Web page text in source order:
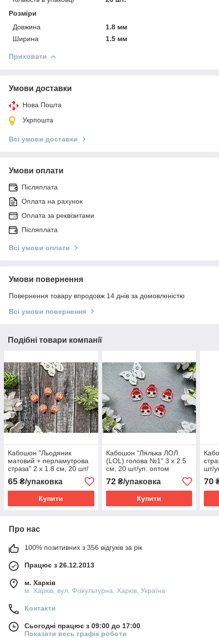
Розміри
Довжина
1.8 мм
Ширина
1.5 мм
Приховати
Умови доставки
Нова Пошта
Укрпошта
Всі умови доставки
Умови оплати
Післяплата
Оплата на рахунок
Оплата за реквізитами
Післяплата
Всі умови оплати
Умови повернення
Повернення товару впродовж 14 днів за домовленістю
Всі умови повернення
Подібні товари компанії
Кабошон "Льодяник
матовий + перламутрова
страза" 2 х 1.8 см, 20 шт/
уп. оптом
65 ₴/упаковка
Купити
Кабошон "Лялька ЛОЛ
(LOL) голова №1" 3 х 2.5
см, 20 шт/уп. оптом
72₴/упаковка
Купити
шт/
70
Про нас
100% позитивних з 356 відгуків за рік
Працює з 26.12.2013
м. Харків
м. Харків, вул. Фізкультурна, Харків, Україна
Контакти
Сьогодні працює з 09:00 до 17:00
Показати весь графік роботи